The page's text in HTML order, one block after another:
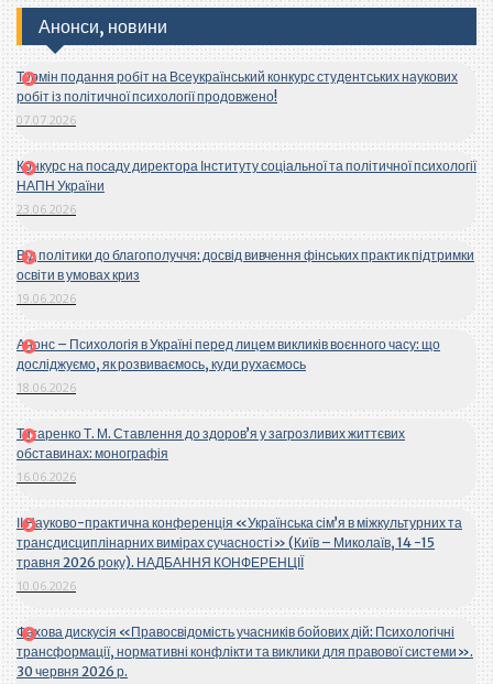
Анонси, новини
Термін подання робіт на Всеукраїнський конкурс студентських наукових
робіт із політичної психології продовжено!
07.07.2026
Конкурс на посаду директора Інституту соціальної та політичної психології
НАПН України
23.06.2026
Від політики до благополуччя: досвід вивчення фінських практик підтримки
освіти в умовах криз
19.06.2026
Анонс – Психологія в Україні перед лицем викликів воєнного часу: що
досліджуємо, як розвиваємось, куди рухаємось
18.06.2026
Титаренко Т. М. Ставлення до здоров’я у загрозливих життєвих
обставинах: монографія
16.06.2026
ІІ Науково-практична конференція «Українська сім’я в міжкультурних та
трансдисциплінарних вимірах сучасності» (Київ – Миколаїв, 14 -15
травня 2026 року). НАДБАННЯ КОНФЕРЕНЦІЇ
10.06.2026
Фахова дискусія «Правосвідомість учасників бойових дій: Психологічні
трансформації, нормативні конфлікти та виклики для правової системи».
30 червня 2026 р.